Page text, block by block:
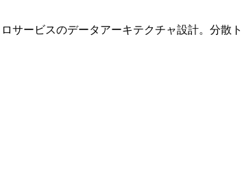
サービスのデータアーキテクチャ設計。分